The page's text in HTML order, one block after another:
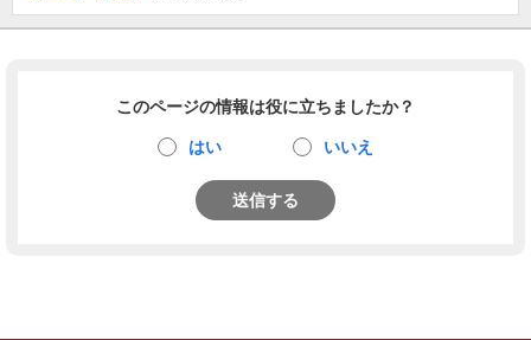
このページの情報は役に立ちましたか？
はい いいえ
送信する